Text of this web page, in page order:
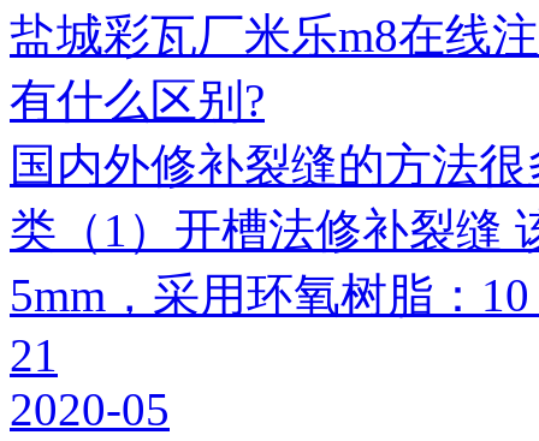
盐城彩瓦厂米乐m8在线
有什么区别?
国内外修补裂缝的方法
类（1）开槽法修补裂缝
5mm，采用环氧树脂：
21
2020-05